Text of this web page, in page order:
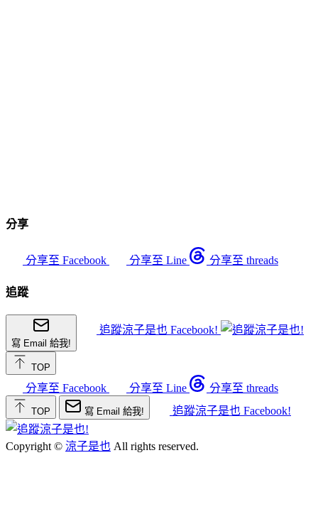
分享
分享至 Facebook 分享至 Line 分享至 threads
追蹤
寫 Email 給我!
追蹤涼子是也 Facebook!
TOP
分享至 Facebook 分享至 Line 分享至 threads
TOP 寫 Email 給我! 追蹤涼子是也 Facebook!
Copyright © 涼子是也 All rights reserved.